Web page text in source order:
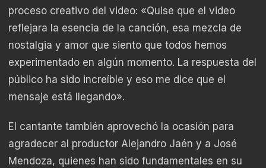
proceso creativo del video: «Quise que el video
reflejara la esencia de la canción, esa mezcla de
nostalgia y amor que siento que todos hemos
experimentado en algún momento. La respuesta del
público ha sido increíble y eso me dice que el
mensaje está llegando».
El cantante también aprovechó la ocasión para
agradecer al productor Alejandro Jaén y a José
Mendoza, quienes han sido fundamentales en su